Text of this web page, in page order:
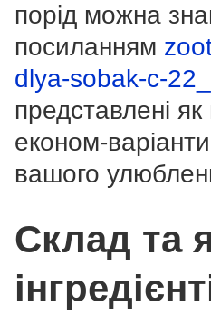
порід можна
посиланням
dlya-sobak-c-
представлені як
економ-
вашого
Склад та